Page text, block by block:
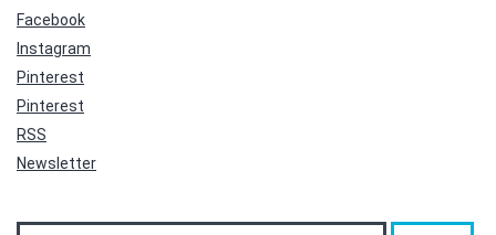
Facebook
Instagram
Pinterest
Pinterest
RSS
Newsletter
Suche